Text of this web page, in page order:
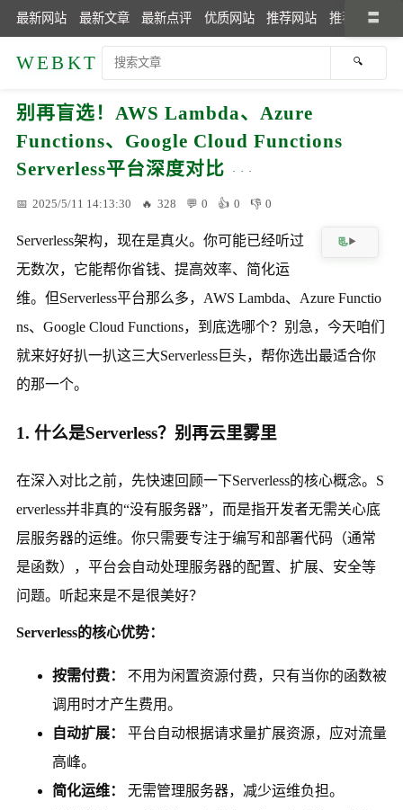
最新网站 最新文章 最新点评 优质网站 推荐网站 推荐文章
WEBKT
别再盲选！AWS Lambda、Azure
Functions、Google Cloud Functions
Serverless平台深度对比
2025/5/11 14:13:30 328 0 0 0
Serverless架构，现在是真火。你可能已经听过
无数次，它能帮你省钱、提高效率、简化运
维。但Serverless平台那么多，AWS Lambda、Azure Functio
ns、Google Cloud Functions，到底选哪个？别急，今天咱们
就来好好扒一扒这三大Serverless巨头，帮你选出最适合你
的那一个。
1. 什么是Serverless？别再云里雾里
在深入对比之前，先快速回顾一下Serverless的核心概念。S
erverless并非真的“没有服务器”，而是指开发者无需关心底
层服务器的运维。你只需要专注于编写和部署代码（通常
是函数），平台会自动处理服务器的配置、扩展、安全等
问题。听起来是不是很美好？
Serverless的核心优势：
按需付费：
不用为闲置资源付费，只有当你的函数被
调用时才产生费用。
自动扩展：
平台自动根据请求量扩展资源，应对流量
高峰。
简化运维：
无需管理服务器，减少运维负担。